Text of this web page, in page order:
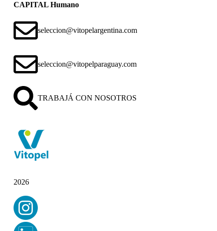
CAPITAL Humano
seleccion@vitopelargentina.com
seleccion@vitopelparaguay.com
TRABAJÁ CON NOSOTROS
2026